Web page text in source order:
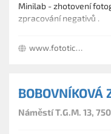
Minilab - zhotovení
zpracování negativů .
standardních i
www.fototichy.com/atelier
BOBOVNÍKOVÁ
Náměstí T.G.M. 13,